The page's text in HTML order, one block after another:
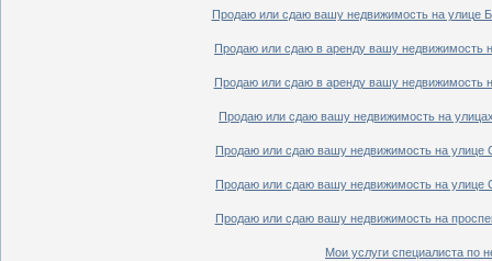
Продаю или сдаю вашу недвижимость на улице
Продаю или сдаю в аренду вашу недвижимость
Продаю или сдаю в аренду вашу недвижимость
Продаю или сдаю вашу недвижимость на
Продаю или сдаю вашу недвижимость на улице
Продаю или сдаю вашу недвижимость на улице
Продаю или сдаю вашу недвижимость на
Мои услуги специалиста по